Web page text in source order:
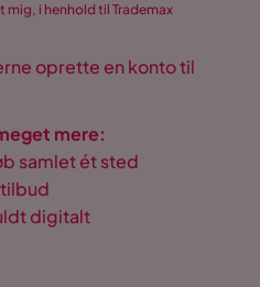
i henhold til Trademax
oprette en konto til
mere:
samlet ét sted
digitalt